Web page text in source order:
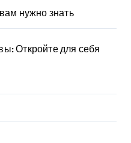
нужно знать
Откройте для себя